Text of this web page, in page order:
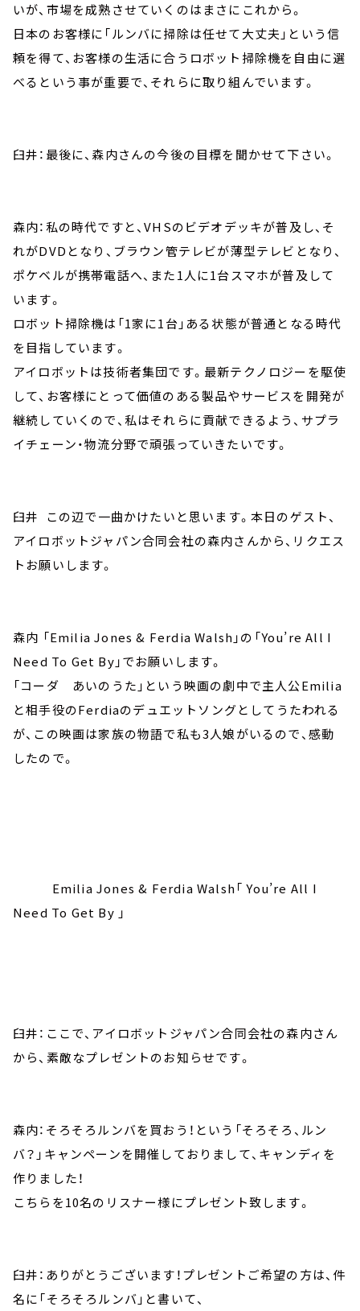
いが、市場を成熟させていくのはまさにこれから。
日本のお客様に「ルンバに掃除は任せて大丈夫」という信
頼を得て、お客様の生活に合うロボット掃除機を自由に選
べるという事が重要で、それらに取り組んでいます。
臼井：最後に、森内さんの今後の目標を聞かせて下さい。
森内：私の時代ですと、VHSのビデオデッキが普及し、そ
れがDVDとなり、ブラウン管テレビが薄型テレビとなり、
ポケベルが携帯電話へ、また1人に1台スマホが普及して
います。
ロボット掃除機は「1家に1台」ある状態が普通となる時代
を目指しています。
アイロボットは技術者集団です。最新テクノロジーを駆使
して、お客様にとって価値のある製品やサービスを開発が
継続していくので、私はそれらに貢献できるよう、サプラ
イチェーン・物流分野で頑張っていきたいです。
臼井 この辺で一曲かけたいと思います。本日のゲスト、
アイロボットジャパン合同会社の森内さんから、リクエス
トお願いします。
森内 「Emilia Jones & Ferdia Walsh」の「You’re All I
Need To Get By」でお願いします。
「コーダ あいのうた」という映画の劇中で主人公Emilia
と相手役のFerdiaのデュエットソングとしてうたわれる
が、この映画は家族の物語で私も3人娘がいるので、感動
したので。
Emilia Jones & Ferdia Walsh「 You’re All I
Need To Get By 」
臼井：ここで、アイロボットジャパン合同会社の森内さん
から、素敵なプレゼントのお知らせです。
森内：そろそろルンバを買おう！という「そろそろ、ルン
バ？」キャンペーンを開催しておりまして、キャンディを
作りました！
こちらを10名のリスナー様にプレゼント致します。
臼井：ありがとうございます！プレゼントご希望の方は、件
名に「そろそろルンバ」と書いて、